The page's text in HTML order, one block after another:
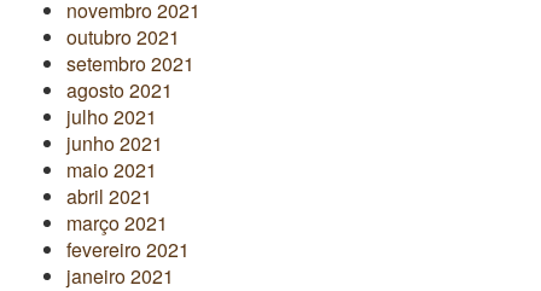
novembro 2021
outubro 2021
setembro 2021
agosto 2021
julho 2021
junho 2021
maio 2021
abril 2021
março 2021
fevereiro 2021
janeiro 2021